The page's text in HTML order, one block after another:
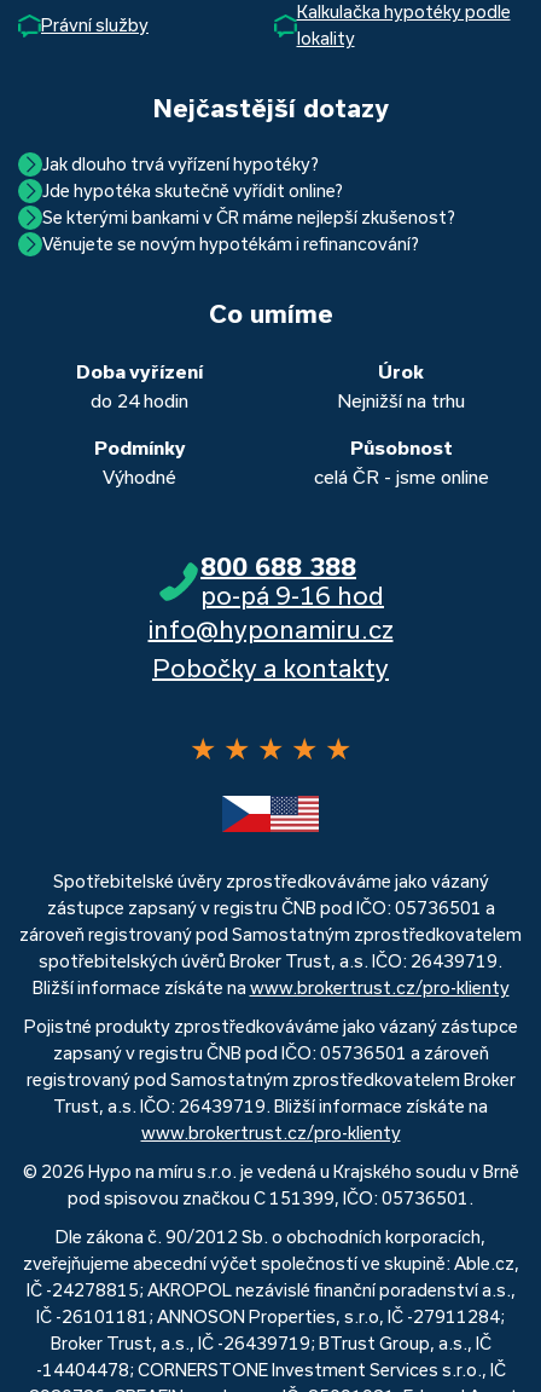
Právní služby
Kalkulačka hypotéky podle
lokality
Nejčastější dotazy
Jak dlouho trvá vyřízení hypotéky?
Hypotéka se dá zvládnout za měsíc i za tři. Nejčastěji její
uzavření trvá okolo 2 měsíců. Důvodem je především
schvalovací proces na straně bank. Existuje však řada cest,
to. Přesvědčte se sami.
Jde hypotéka skutečně vyřídit online?
Ano, skutečně jde. Díky moderním technologiím, které
používáme, již do banky při vyřizování hypotéky skutečně
Se kterými bankami v ČR máme nejlepší zkušenost?
Nejvíce proklientská je určitě Hypoteční banka. Svou
běžných účtů a rozhraním s názvem „Hypoteční zóna“.
banka, Moneta a Raiffeisenbank.
Věnujete se novým hypotékám i refinancování?
vašich aktuálních úvěrů na bydlení. Naši specialisté pro vás v
obou případech najdou výhodné řešení, které “utáhnete”.
Co umíme
Doba vyřízení
do 24 hodin
Úrok
Nejnižší na trhu
Podmínky
Výhodné
Působnost
celá ČR - jsme online
800 688 388
po-pá 9-16 hod
info@hyponamiru.cz
Pobočky a kontakty
★ ★ ★ ★ ★
Spotřebitelské úvěry zprostředkováváme jako vázaný
zástupce zapsaný v registru ČNB pod IČO: 05736501 a
zároveň registrovaný pod Samostatným zprostředkovatelem
spotřebitelských úvěrů Broker Trust, a.s. IČO: 26439719.
Bližší informace získáte na www.brokertrust.cz/pro-klienty
Pojistné produkty zprostředkováváme jako vázaný zástupce
zapsaný v registru ČNB pod IČO: 05736501 a zároveň
registrovaný pod Samostatným zprostředkovatelem Broker
Trust, a.s. IČO: 26439719. Bližší informace získáte na
www.brokertrust.cz/pro-klienty
© 2026 Hypo na míru s.r.o. je vedená u Krajského soudu v Brně
pod spisovou značkou C 151399, IČO: 05736501.
Dle zákona č. 90/2012 Sb. o obchodních korporacích,
zveřejňujeme abecední výčet společností ve skupině: Able.cz,
IČ -24278815; AKROPOL nezávislé finanční poradenství a.s.,
IČ -26101181; ANNOSON Properties, s.r.o, IČ -27911284;
Broker Trust, a.s., IČ -26439719; BTrust Group, a.s., IČ
-14404478; CORNERSTONE Investment Services s.r.o., IČ